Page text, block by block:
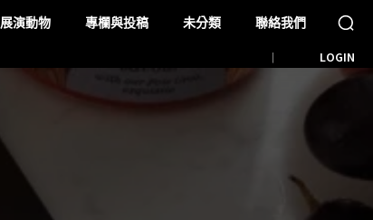
展演動物 專欄與投稿 未分類 聯絡我們
LOGIN